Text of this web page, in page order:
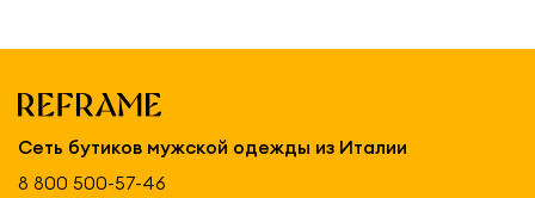
Сеть бутиков мужской одежды из Италии
8 800 500-57-46